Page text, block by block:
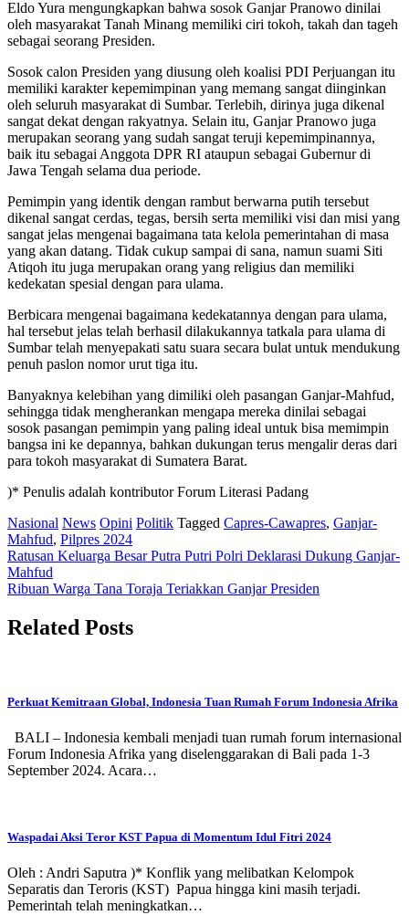
Eldo Yura mengungkapkan bahwa sosok Ganjar Pranowo dinilai
oleh masyarakat Tanah Minang memiliki ciri tokoh, takah dan tageh
sebagai seorang Presiden.
Sosok calon Presiden yang diusung oleh koalisi PDI Perjuangan itu
memiliki karakter kepemimpinan yang memang sangat diinginkan
oleh seluruh masyarakat di Sumbar. Terlebih, dirinya juga dikenal
sangat dekat dengan rakyatnya. Selain itu, Ganjar Pranowo juga
merupakan seorang yang sudah sangat teruji kepemimpinannya,
baik itu sebagai Anggota DPR RI ataupun sebagai Gubernur di
Jawa Tengah selama dua periode.
Pemimpin yang identik dengan rambut berwarna putih tersebut
dikenal sangat cerdas, tegas, bersih serta memiliki visi dan misi yang
sangat jelas mengenai bagaimana tata kelola pemerintahan di masa
yang akan datang. Tidak cukup sampai di sana, namun suami Siti
Atiqoh itu juga merupakan orang yang religius dan memiliki
kedekatan spesial dengan para ulama.
Berbicara mengenai bagaimana kedekatannya dengan para ulama,
hal tersebut jelas telah berhasil dilakukannya tatkala para ulama di
Sumbar telah menyepakati satu suara secara bulat untuk mendukung
penuh paslon nomor urut tiga itu.
Banyaknya kelebihan yang dimiliki oleh pasangan Ganjar-Mahfud,
sehingga tidak mengherankan mengapa mereka dinilai sebagai
sosok pasangan pemimpin yang paling ideal untuk bisa memimpin
bangsa ini ke depannya, bahkan dukungan terus mengalir deras dari
para tokoh masyarakat di Sumatera Barat.
)* Penulis adalah kontributor Forum Literasi Padang
Nasional News Opini Politik Tagged Capres-Cawapres, Ganjar-
Mahfud, Pilpres 2024
Post
navigation
Ratusan Keluarga Besar Putra Putri Polri Deklarasi Dukung Ganjar-
Mahfud
Ribuan Warga Tana Toraja Teriakkan Ganjar Presiden
Related Posts
Perkuat Kemitraan Global, Indonesia Tuan Rumah Forum Indonesia Afrika
BALI – Indonesia kembali menjadi tuan rumah forum internasional
Forum Indonesia Afrika yang diselenggarakan di Bali pada 1-3
September 2024. Acara…
Waspadai Aksi Teror KST Papua di Momentum Idul Fitri 2024
Oleh : Andri Saputra )* Konflik yang melibatkan Kelompok
Separatis dan Teroris (KST) Papua hingga kini masih terjadi.
Pemerintah telah meningkatkan…